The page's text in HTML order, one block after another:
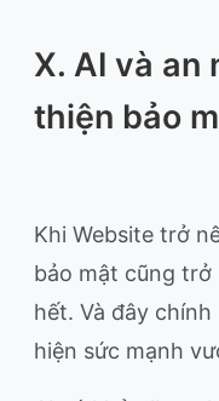
X. AI và an
thiện bảo
Khi Website trở
bảo mật cũng
hết. Và đây chính
hiện sức mạnh